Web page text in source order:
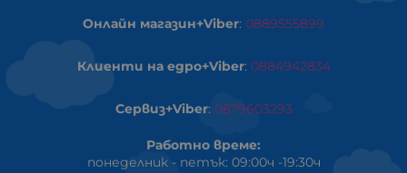
Онлайн магазин+Viber: 0889555899
Клиенти на едро+Viber: 0884942834
Сервиз+Viber: 0879603293
Работно време:
понеделник - петък: 09:00ч -19:30ч